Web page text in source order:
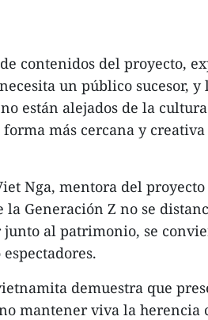
contenidos del proyecto,
un público sucesor, y
están alejados de la
más cercana y creativa
Nga, mentora del
la Generación Z no se
junto al patrimonio, se
demuestra que
mantener viva la herencia